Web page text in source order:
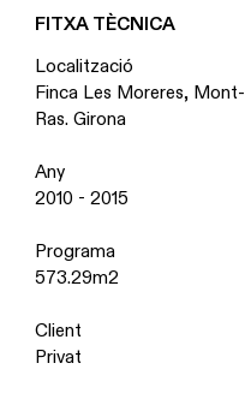
FITXA TÈCNICA
Localització
Finca Les Moreres, Mont-
Ras. Girona
Any
2010 - 2015
Programa
573.29m2
Client
Privat